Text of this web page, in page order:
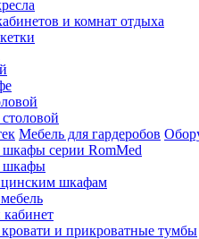
и комнат отдыха
Мебель для гардеробов
серии RomMed
шкафы
шкафам
и прикроватные тумбы